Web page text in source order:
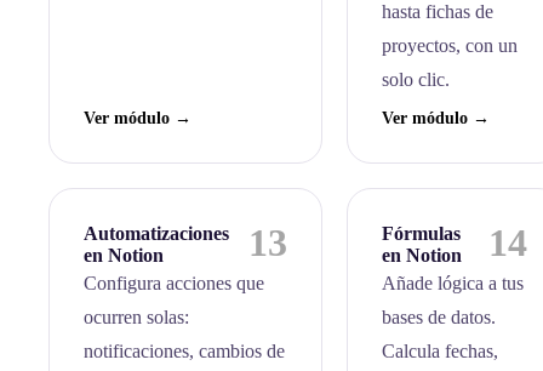
Ver módulo →
hasta fichas de
proyectos, con un
solo clic.
Ver módulo →
Automatizaciones
en Notion
13
Configura acciones que
ocurren solas:
notificaciones, cambios de
Fórmulas
en Notion
14
Añade lógica a tus
bases de datos.
Calcula fechas,